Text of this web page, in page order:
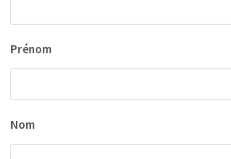
Prénom
Nom